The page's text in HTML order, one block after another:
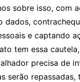
sobre isso, com
dados,
e captando
tem essa
precisa de
serão repassadas,